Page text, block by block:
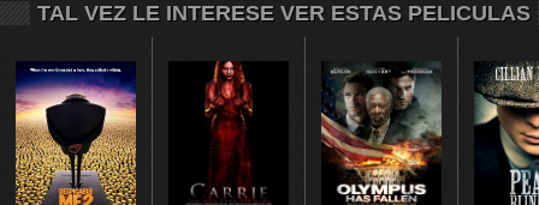
TAL VEZ LE INTERESE VER ESTAS PELICULAS